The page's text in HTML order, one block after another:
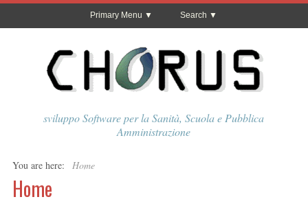
Primary Menu Search
sviluppo Software per la Sanità, Scuola e Pubblica
Amministrazione
You are here: Home
Home